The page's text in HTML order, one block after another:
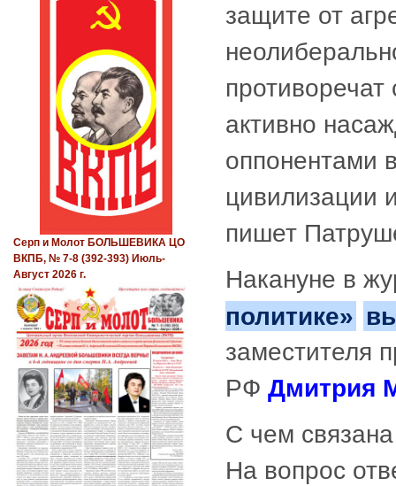
защите от
активно
оппонентами
цивилизации
пишет
Накануне в
политике»
заместителя
РФ Дмитрия
С чем
На вопрос
Серп и Молот БОЛЬШЕВИКА ЦО
ВКПБ, № 7-8 (392-393) Июль-
Август 2026 г.